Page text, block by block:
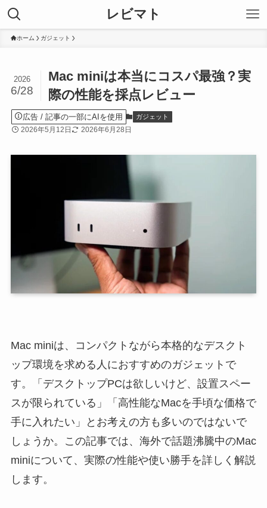
レビマト
ホーム ガジェット
Mac miniは本当にコスパ最強？実
際の性能を採点レビュー
2026
6/28
広告 ガジェット
2026年5月12日 2026年6月28日
Mac miniは、コンパクトながら本格的なデスクト
ップ環境を求める人におすすめのガジェットで
す。「デスクトップPCは欲しいけど、設置スペー
スが限られている」「高性能なMacを手頃な価格で
手に入れたい」とお考えの方も多いのではないで
しょうか。この記事では、海外で話題沸騰中のMac
miniについて、実際の性能や使い勝手を詳しく解説
します。